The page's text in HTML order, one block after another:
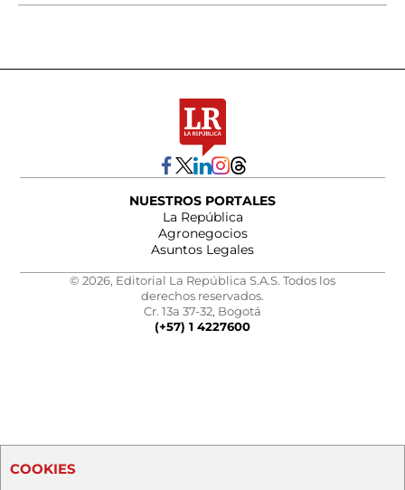
NUESTROS PORTALES
La República
Agronegocios
Asuntos Legales
© 2026, Editorial La República S.A.S. Todos los
derechos reservados.
Cr. 13a 37-32, Bogotá
(+57) 1 4227600
COOKIES